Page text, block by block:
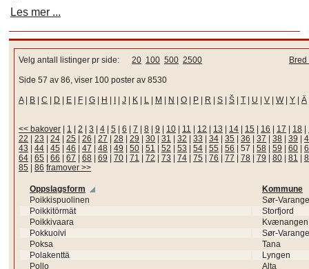
Les mer ...
Velg antall listinger pr side: 20 100 500 2500
Side 57 av 86, viser 100 poster av 8530
A| B C D E F G H J K L M N O P R S Š T U V W| Y Ä
<< bakover 1 2 3 4 5 6 7 8 9 10 11 12 13 14 15 16 17 18
22
23 24 25 26 27 28 29 30 31 32 33 34 35 36 37 38 39
43
44 45 46 47 48 49 50 51 52 53 54 55 56 57 58 59 60
64
65 66 67 68 69 70 71 72 73 74 75 76 77 78 79 80 81
85
86 framover >>
Oppslagsform
Kommune
Poikkispuolinen
Sør-
Poikkitörmät
Storfjord
Poikkivaara
Kvænangen
Pokkuoivi
Sør-
Poksa
Tana
Polakenttä
Lyngen
Pollo
Alta